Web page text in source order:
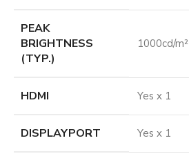
PEAK
BRIGHTNESS
(TYP.)
1000cd/
HDMI Yes x 1
DISPLAYPORT Yes x 1